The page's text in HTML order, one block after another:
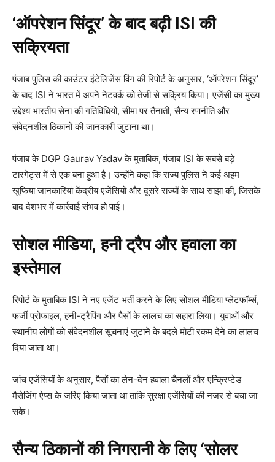
‘ऑपरेशन सिंदूर’ के बाद बढ़ी ISI की
सक्रियता
पंजाब पुलिस की काउंटर इंटेलिजेंस विंग की रिपोर्ट के अनुसार, ‘ऑपरेशन सिंदूर’
के बाद ISI ने भारत में अपने नेटवर्क को तेजी से सक्रिय किया। एजेंसी का मुख्य
उद्देश्य भारतीय सेना की गतिविधियों, सीमा पर तैनाती, सैन्य रणनीति और
संवेदनशील ठिकानों की जानकारी जुटाना था।
पंजाब के DGP Gaurav Yadav के मुताबिक, पंजाब ISI के सबसे बड़े
टारगेट्स में से एक बना हुआ है। उन्होंने कहा कि राज्य पुलिस ने कई अहम
खुफिया जानकारियां केंद्रीय एजेंसियों और दूसरे राज्यों के साथ साझा कीं, जिसके
बाद देशभर में कार्रवाई संभव हो पाई।
सोशल मीडिया, हनी ट्रैप और हवाला का
इस्तेमाल
रिपोर्ट के मुताबिक ISI ने नए एजेंट भर्ती करने के लिए सोशल मीडिया प्लेटफॉर्म्स,
फर्जी प्रोफाइल, हनी-ट्रैपिंग और पैसों के लालच का सहारा लिया। युवाओं और
स्थानीय लोगों को संवेदनशील सूचनाएं जुटाने के बदले मोटी रकम देने का लालच
दिया जाता था।
जांच एजेंसियों के अनुसार, पैसों का लेन-देन हवाला चैनलों और एन्क्रिप्टेड
मैसेजिंग ऐप्स के जरिए किया जाता था ताकि सुरक्षा एजेंसियों की नजर से बचा जा
सके।
सैन्य ठिकानों की निगरानी के लिए ‘सोलर